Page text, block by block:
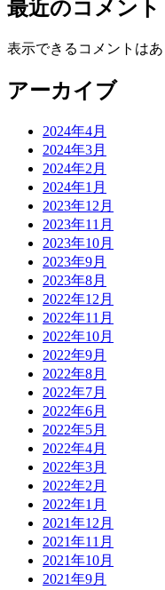
2020年1月
2019年11月
2019年10月
2019年9月
2019年8月
2019年6月
2019年5月
2019年4月
2019年3月
2019年1月
2018年12月
2018年11月
2018年10月
2018年9月
2018年8月
2018年7月
2018年6月
2018年5月
2018年4月
2018年3月
2018年2月
2018年1月
2017年12月
2017年11月
2017年10月
2017年9月
2017年8月
2017年7月
2017年6月
2017年5月